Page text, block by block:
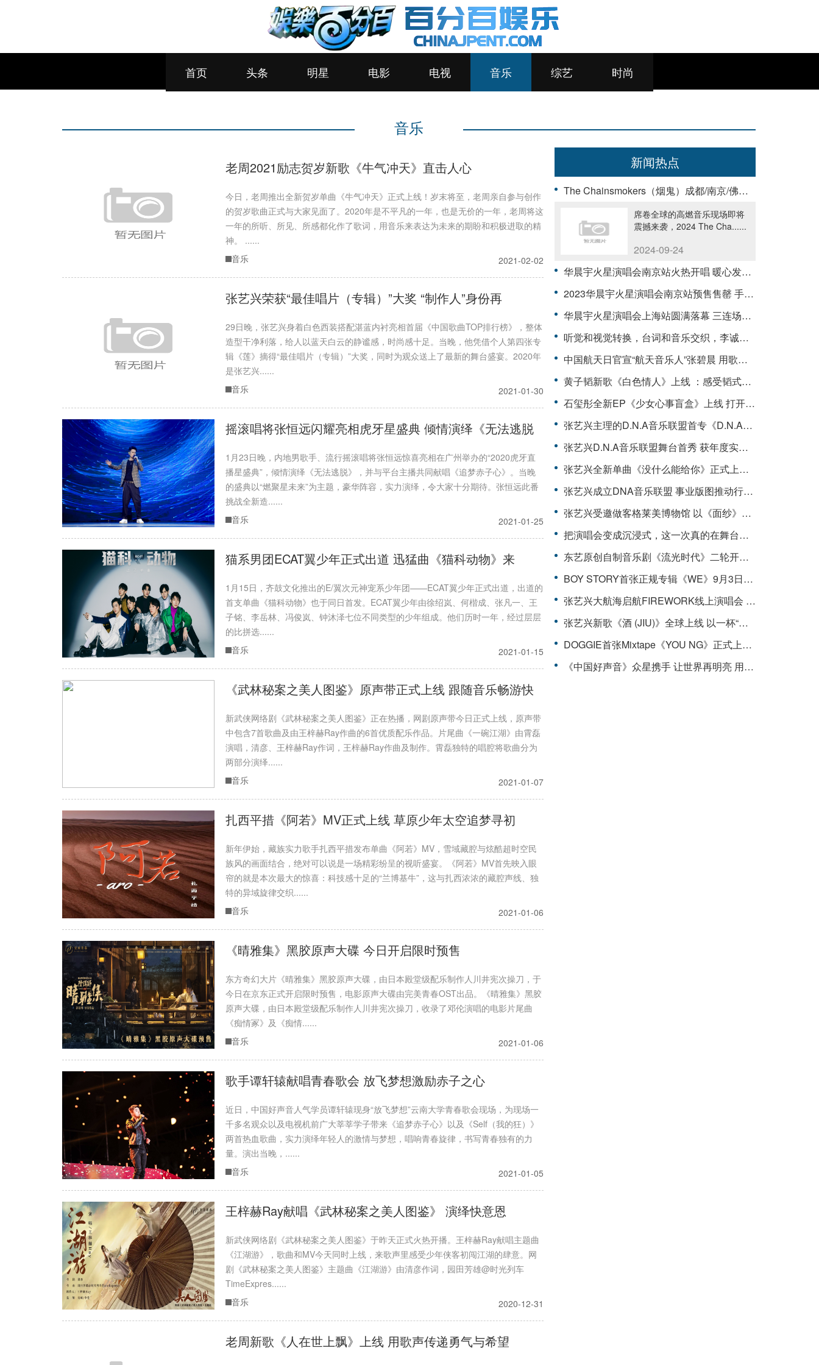
首页 头条 明星 电影 电视 音乐 综艺 时尚
音乐
老周2021励志贺岁新歌《牛气冲天》直击人心
今日，老周推出全新贺岁单曲《牛气冲天》正式上线！岁末将至，老周亲自参与创作
的贺岁歌曲正式与大家见面了。2020年是不平凡的一年，也是无价的一年，老周将这
一年的所听、所见、所感都化作了歌词，用音乐来表达为未来的期盼和积极进取的精
神。 ......
音乐
2021-02-02
张艺兴荣获“最佳唱片（专辑）”大奖 “制作人”身份再
29日晚，张艺兴身着白色西装搭配湛蓝内衬亮相首届《中国歌曲TOP排行榜》，整体
造型干净利落，给人以蓝天白云的静谧感，时尚感十足。当晚，他凭借个人第四张专
辑《莲》摘得“最佳唱片（专辑）”大奖，同时为观众送上了最新的舞台盛宴。2020年
是张艺兴......
音乐
2021-01-30
摇滚唱将张恒远闪耀亮相虎牙星盛典 倾情演绎《无法逃脱
1月23日晚，内地男歌手、流行摇滚唱将张恒远惊喜亮相在广州举办的“2020虎牙直
播星盛典”，倾情演绎《无法逃脱》，并与平台主播共同献唱《追梦赤子心》。当晚
的盛典以“燃聚星未来”为主题，豪华阵容，实力演绎，令大家十分期待。张恒远此番
挑战全新造......
音乐
2021-01-25
猫系男团ECAT翼少年正式出道 迅猛曲《猫科动物》来
1月15日，齐鼓文化推出的E/翼次元神宠系少年团——ECAT翼少年正式出道，出道的
首支单曲《猫科动物》也于同日首发。ECAT翼少年由徐绍岚、何楷成、张凡一、王
子铭、李岳林、冯俊岚、钟沐泽七位不同类型的少年组成。他们历时一年，经过层层
的比拼选......
音乐
2021-01-15
《武林秘案之美人图鉴》原声带正式上线 跟随音乐畅游快
新武侠网络剧《武林秘案之美人图鉴》正在热播，网剧原声带今日正式上线，原声带
中包含7首歌曲及由王梓赫Ray作曲的6首优质配乐作品。片尾曲《一碗江湖》由霄磊
演唱，清彦、王梓赫Ray作词，王梓赫Ray作曲及制作。霄磊独特的唱腔将歌曲分为
两部分演绎......
音乐
2021-01-07
扎西平措《阿若》MV正式上线 草原少年太空追梦寻初
新年伊始，藏族实力歌手扎西平措发布单曲《阿若》MV，雪域藏腔与炫酷超时空民
族风的画面结合，绝对可以说是一场精彩纷呈的视听盛宴。《阿若》MV首先映入眼
帘的就是本次最大的惊喜：科技感十足的“兰博基牛”，这与扎西浓浓的藏腔声线、独
特的异域旋律交织......
音乐
2021-01-06
《晴雅集》黑胶原声大碟 今日开启限时预售
东方奇幻大片《晴雅集》黑胶原声大碟，由日本殿堂级配乐制作人川井宪次操刀，于
今日在京东正式开启限时预售，电影原声大碟由完美青春OST出品。《晴雅集》黑胶
原声大碟，由日本殿堂级配乐制作人川井宪次操刀，收录了邓伦演唱的电影片尾曲
《痴情冢》及《痴情......
音乐
2021-01-06
歌手谭轩辕献唱青春歌会 放飞梦想激励赤子之心
近日，中国好声音人气学员谭轩辕现身“放飞梦想”云南大学青春歌会现场，为现场一
千多名观众以及电视机前广大莘莘学子带来《追梦赤子心》以及《Self（我的狂）》
两首热血歌曲，实力演绎年轻人的激情与梦想，唱响青春旋律，书写青春独有的力
量。演出当晚，......
音乐
2021-01-05
王梓赫Ray献唱《武林秘案之美人图鉴》 演绎快意恩
新武侠网络剧《武林秘案之美人图鉴》于昨天正式火热开播。王梓赫Ray献唱主题曲
《江湖游》，歌曲和MV今天同时上线，来歌声里感受少年侠客初闯江湖的肆意。网
剧《武林秘案之美人图鉴》主题曲《江湖游》由清彦作词，园田芳雄@时光列车
TimeExpres......
音乐
2020-12-31
老周新歌《人在世上飘》上线 用歌声传递勇气与希望
新闻热点
The Chainsmokers（烟鬼）成都/南京/佛山演唱会，9月23日预售已开启
席卷全球的高燃音乐现场即将
震撼来袭，2024 The Cha......
2024-09-24
华晨宇火星演唱会南京站火热开唱 暖心发言回应歌迷爱意
2023华晨宇火星演唱会南京站预售售罄 手绘海报邀请歌迷共留美好瞬间
华晨宇火星演唱会上海站圆满落幕 三连场惊喜不断打造极致浪漫
听觉和视觉转换，台词和音乐交织，李诚儒用声音演电影——《基督山伯爵》有声剧全新上线
中国航天日官宣“航天音乐人”张碧晨 用歌声致敬宇宙梦想
黄子韬新歌《白色情人》上线 ：感受韬式专属情歌
石玺彤全新EP《少女心事盲盒》上线 打开盲盒接收浪漫惊喜
张艺兴主理的D.N.A音乐联盟首专《D.N.A》Cypher MV正式上线
张艺兴D.N.A音乐联盟舞台首秀 获年度实力艺人奖
张艺兴全新单曲《没什么能给你》正式上线 Lay式情歌第三弹直触内心深处
张艺兴成立DNA音乐联盟 事业版图推动行业发展
张艺兴受邀做客格莱美博物馆 以《面纱》舞台展示M-POP音乐
把演唱会变成沉浸式，这一次真的在舞台上“大航海”！张艺兴演唱会旧金山站即将开唱！
东艺原创自制音乐剧《流光时代》二轮开票 定妆照揭晓，宣传曲MV《纯粹》浪漫首发
BOY STORY首张正规专辑《WE》9月3日全网上线
张艺兴大航海启航FIREWORK线上演唱会 TOP级唱跳舞台引爆全网
张艺兴新歌《酒 (JIU)》全球上线 以一杯“酒”敬天长地久
DOGGIE首张Mixtape《YOU NG》正式上线 同名巡演启航
《中国好声音》众星携手 让世界再明亮 用音乐抚慰心灵 用艺术践行社会担当